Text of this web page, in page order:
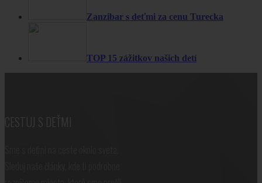
Zanzibar s deťmi za cenu Turecka
TOP 15 zážitkov našich detí
CESTUJ S DEŤMI